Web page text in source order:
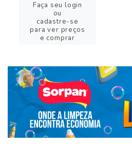
Faça seu login
ou
cadastre-se
para ver preços
e comprar